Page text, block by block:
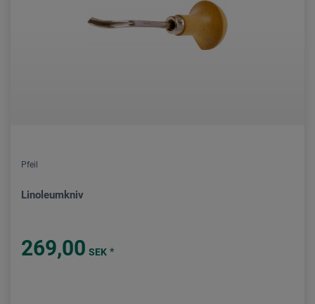
Pfeil
Linoleumkniv
269,00 SEK *